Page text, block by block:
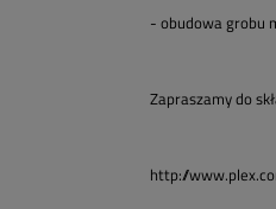
- obudowa grobu
Zapraszamy do
http://